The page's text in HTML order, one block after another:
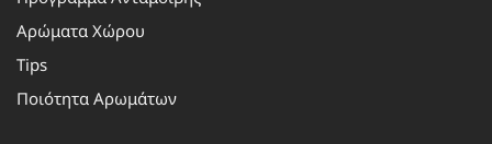
Αρώματα Χώρου
Tips
Ποιότητα Αρωμάτων